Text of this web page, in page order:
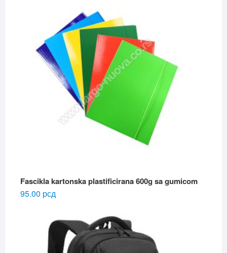
Fascikla kartonska plastificirana 600g sa gumicom
95.00 рсд